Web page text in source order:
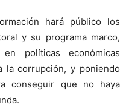
hará público los
y su programa marco,
políticas económicas
la corrupción, y poniendo
conseguir que no haya